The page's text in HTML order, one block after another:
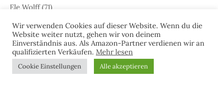
Ele Wolff(71)
Elke Bergsma(1)
Elke Nansen(54)
Wir verwenden Cookies auf dieser Website. Wenn du die
Website weiter nutzt, gehen wir von deinem
Einverständnis aus. Als Amazon-Partner verdienen wir an
qualifizierten Verkäufen. Mehr lesen
Cookie Einstellungen Alle akzeptieren